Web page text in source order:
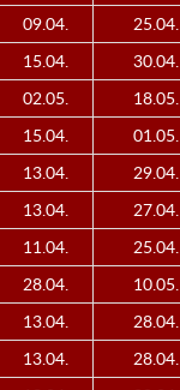
09.04. 25.04.
15.04. 30.04.
02.05. 18.05.
15.04. 01.05.
13.04. 29.04.
13.04. 27.04.
11.04. 25.04.
28.04. 10.05.
13.04. 28.04.
13.04. 28.04.